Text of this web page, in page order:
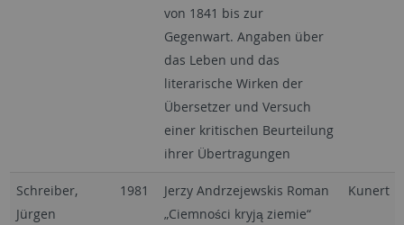
von 1841 bis zur
Gegenwart. Angaben über
das Leben und das
literarische Wirken der
Übersetzer und Versuch
einer kritischen Beurteilung
ihrer Übertragungen
Schreiber,
Jürgen
1981
Jerzy Andrzejewskis Roman
„Ciemności kryją ziemie“
Kunert